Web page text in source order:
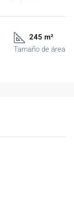
245 m²
Tamaño de área